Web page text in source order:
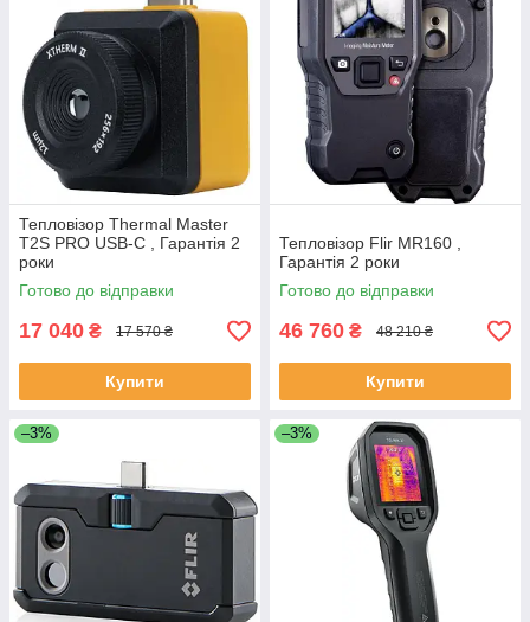
Тепловізор Thermal Master
T2S PRO USB-C , Гарантія 2
роки
Готово до відправки
17 040 ₴ 17 570 ₴
Купити
Тепловізор Flir MR160 ,
Гарантія 2 роки
Готово до відправки
46 760 ₴ 48 210 ₴
Купити
–3% –3%